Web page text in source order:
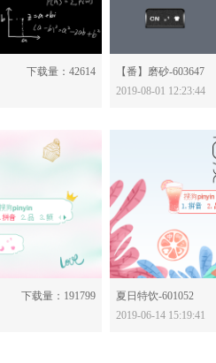
下载量：42614
分享：
【番】磨砂-603647
2019-08-01 12:23:44
下载量：191799
分享：
夏日特饮-601052
2019-06-14 15:19:41